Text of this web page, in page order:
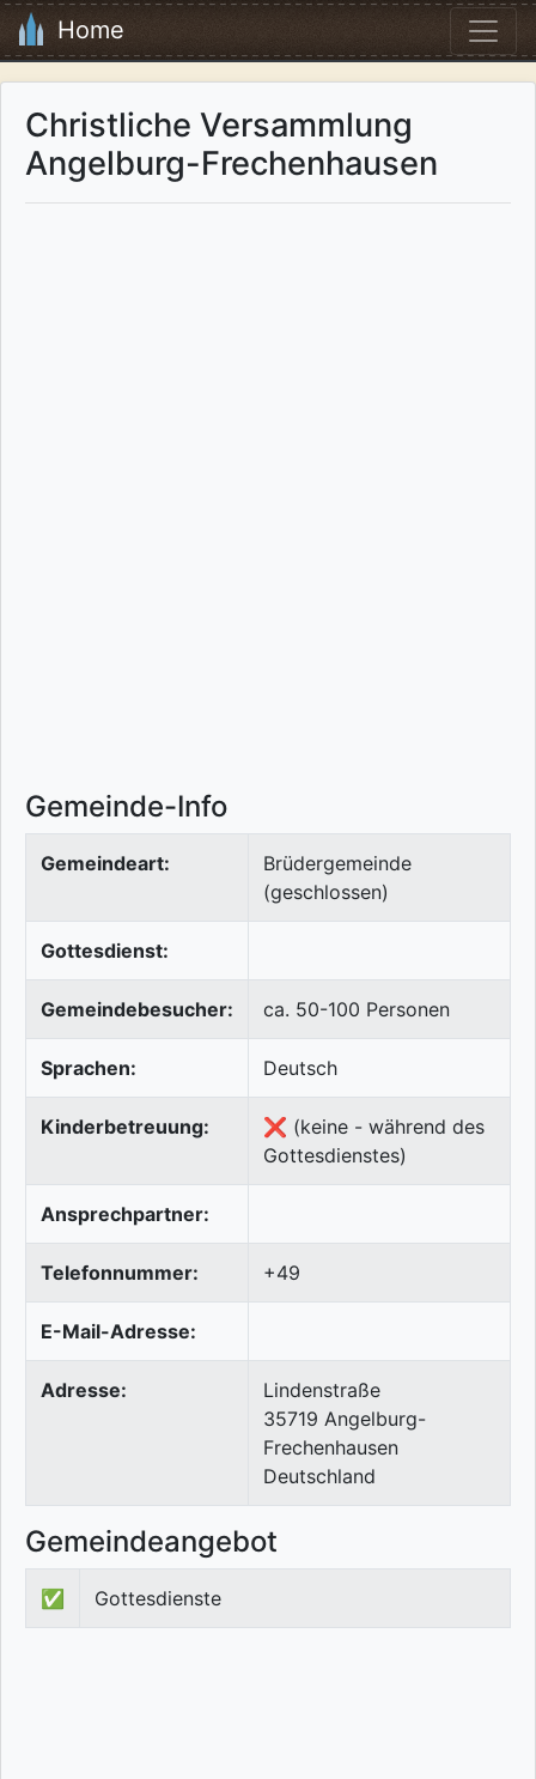
Home
Christliche Versammlung
Angelburg-Frechenhausen
Gemeinde-Info
Gemeindeart:
Brüdergemeinde
(geschlossen)
Gottesdienst:
Gemeindebesucher: ca. 50-100 Personen
Sprachen: Deutsch
Kinderbetreuung:
❌ (keine - während des
Gottesdienstes)
Ansprechpartner:
Telefonnummer: +49
E-Mail-Adresse:
Adresse:
Lindenstraße
35719 Angelburg-
Frechenhausen
Deutschland
Gemeindeangebot
✅ Gottesdienste